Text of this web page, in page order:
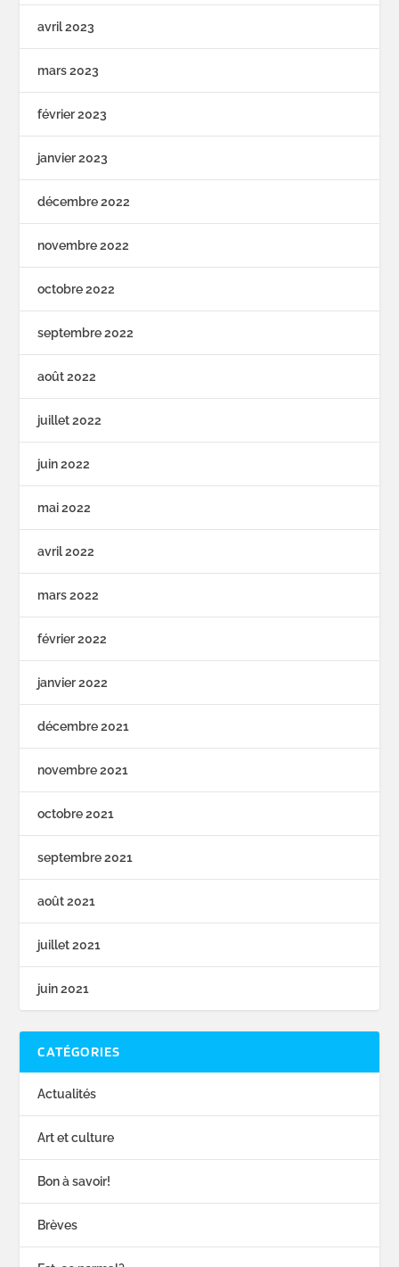
avril 2023
mars 2023
février 2023
janvier 2023
décembre 2022
novembre 2022
octobre 2022
septembre 2022
août 2022
juillet 2022
juin 2022
mai 2022
avril 2022
mars 2022
février 2022
janvier 2022
décembre 2021
novembre 2021
octobre 2021
septembre 2021
août 2021
juillet 2021
juin 2021
CATÉGORIES
Actualités
Art et culture
Bon à savoir!
Brèves